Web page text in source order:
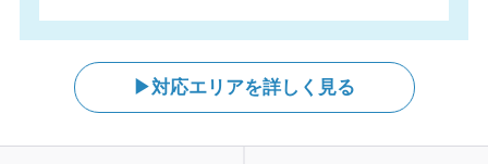
対応エリアを詳しく見る